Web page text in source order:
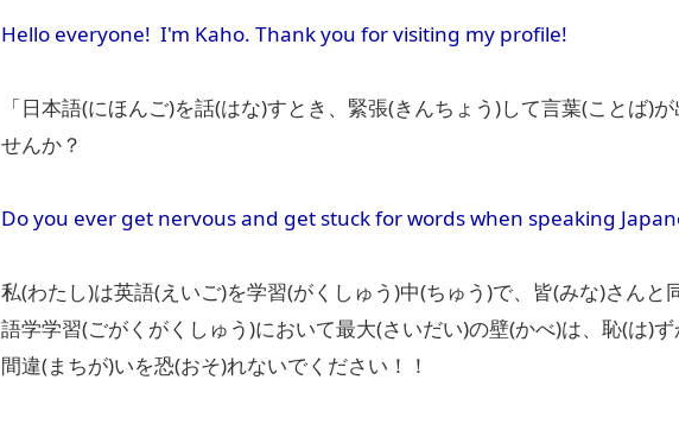
Hello everyone! I'm Kaho. Thank you for visiting my profile!
「日本語(にほんご)を話(はな)すとき、緊張(きんちょう)して言葉(ことば)
せんか？
Do you ever get nervous and get stuck for words when speaking
私(わたし)は英語(えいご)を学習(がくしゅう)中(ちゅう)で、皆(みな)さん
語学学習(ごがくがくしゅう)において最大(さいだい)の壁(かべ)は、恥(は)
間違(まちが)いを恐(おそ)れないでください！！